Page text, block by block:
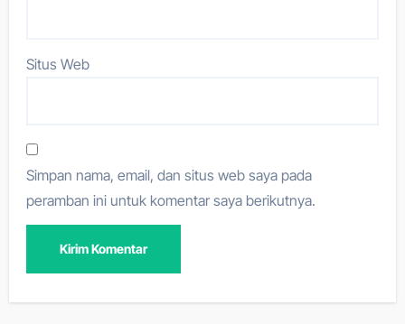
Situs Web
Simpan nama, email, dan situs web saya pada
peramban ini untuk komentar saya berikutnya.